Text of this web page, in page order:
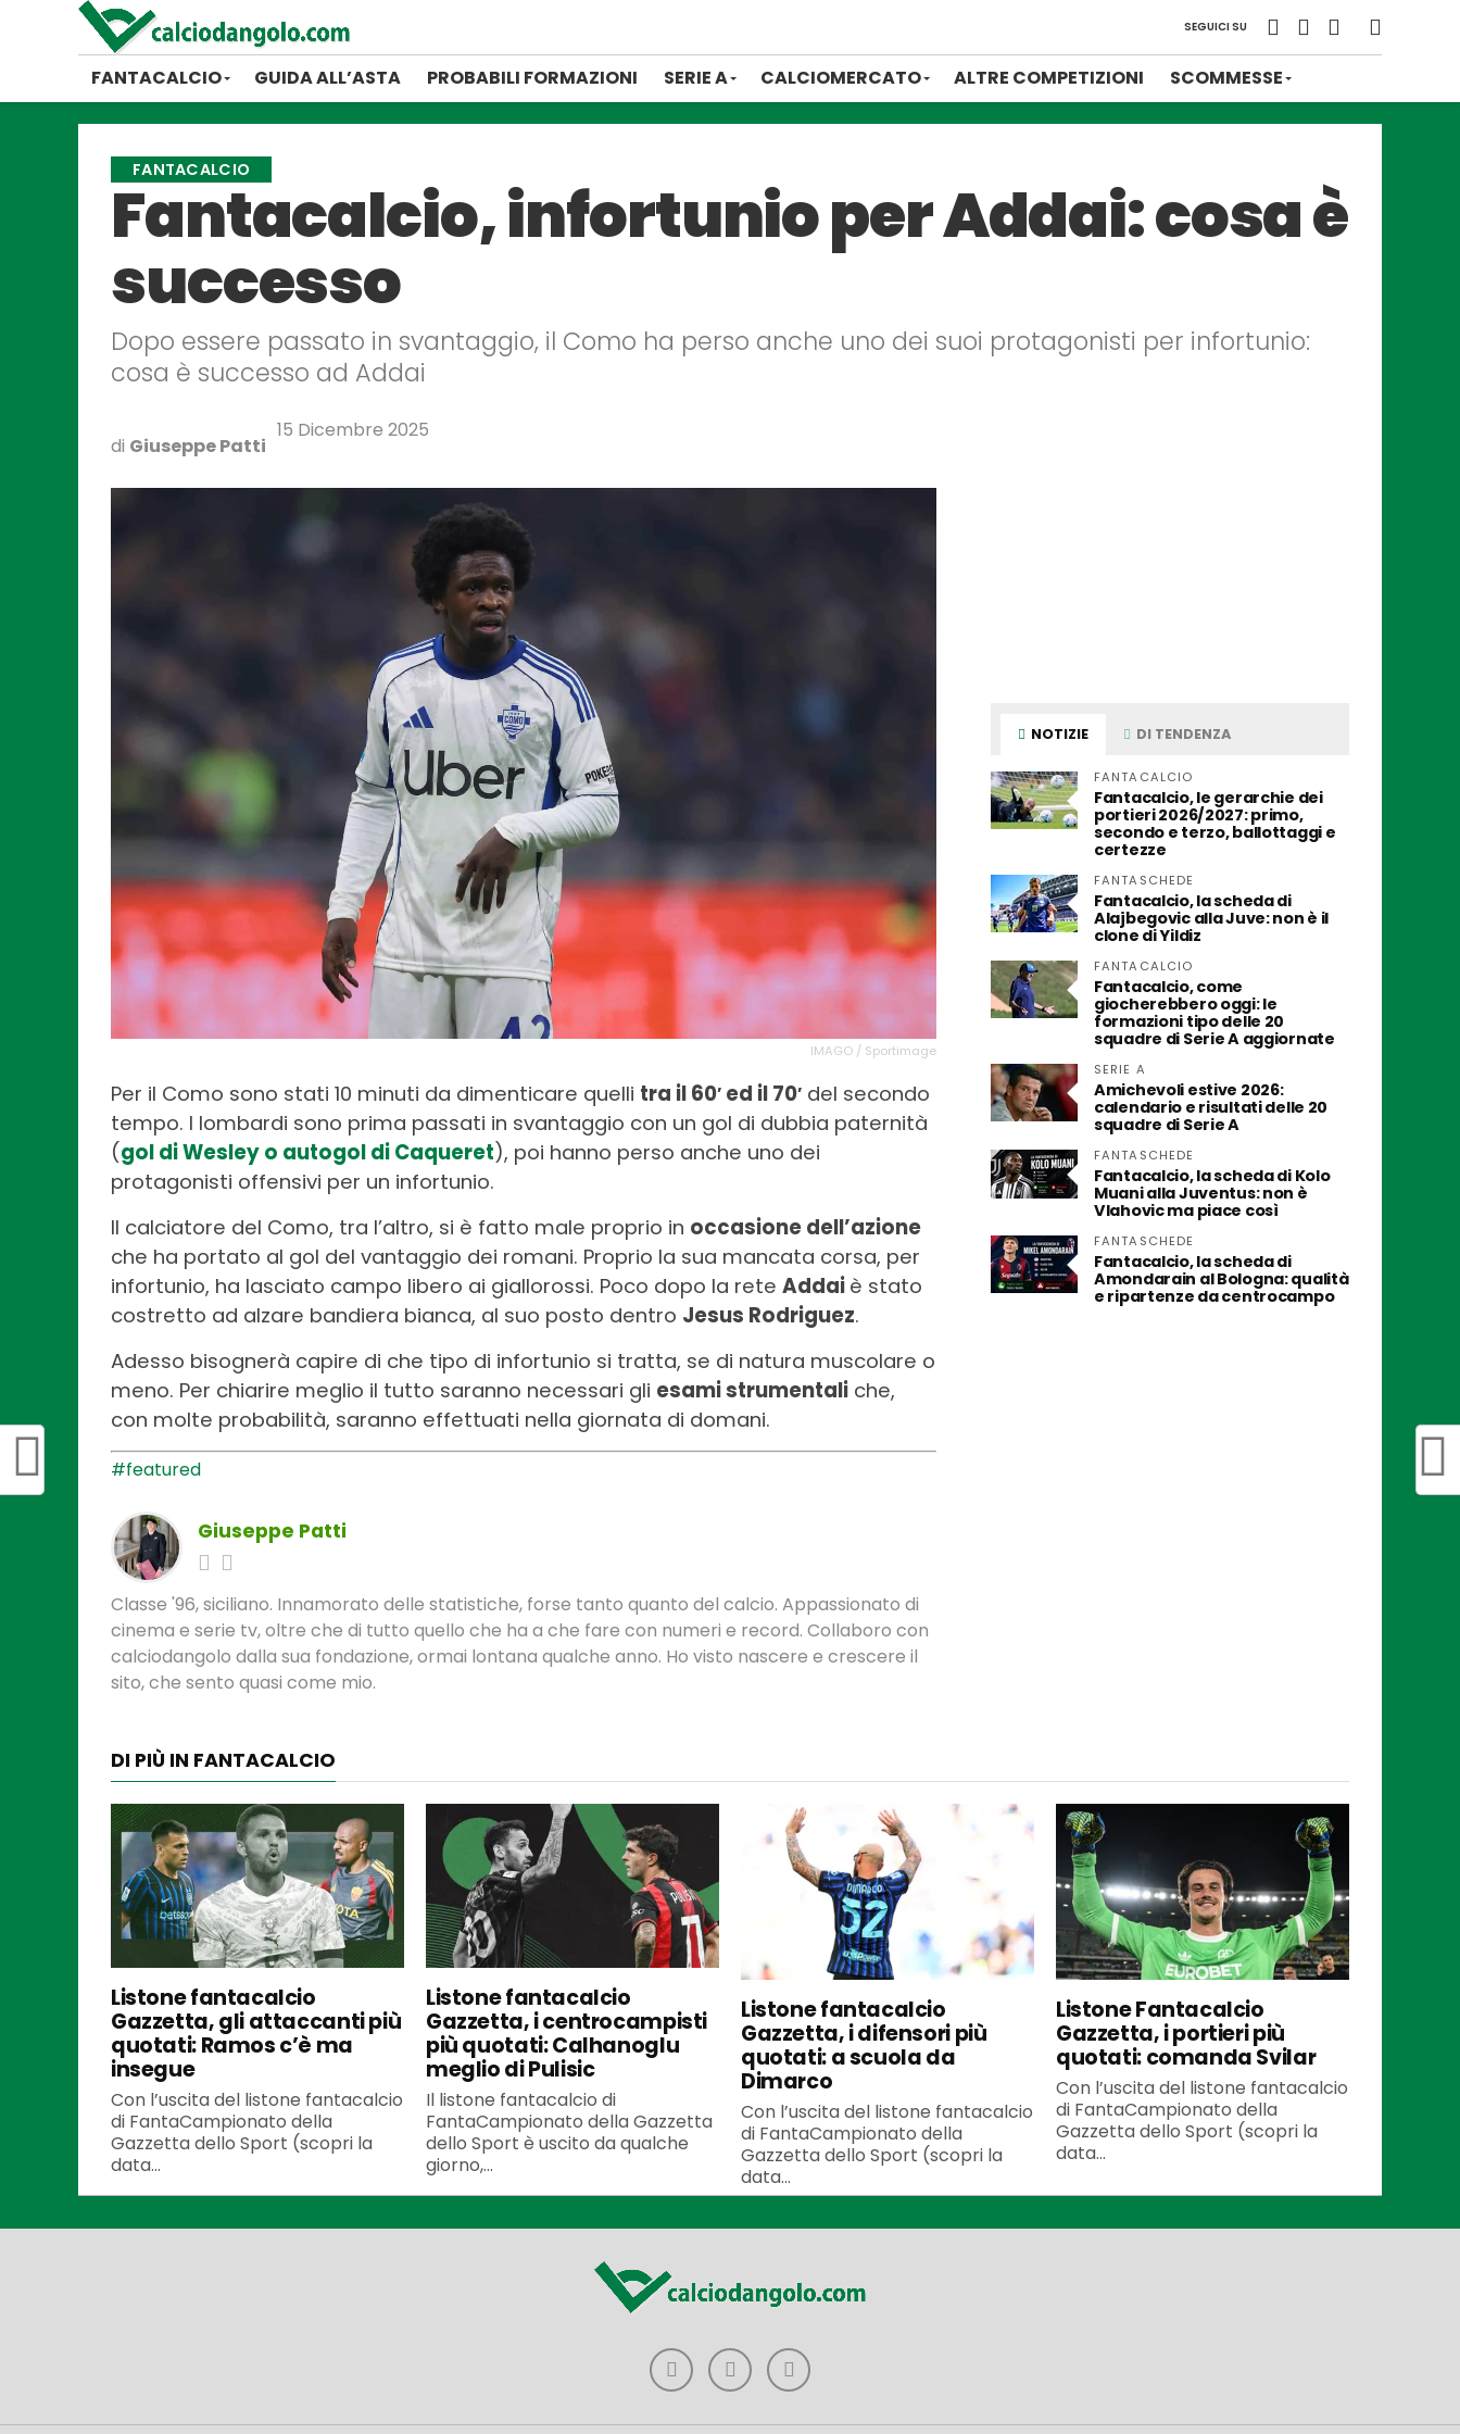
SEGUICI SU
FANTACALCIO GUIDA ALL’ASTA PROBABILI FORMAZIONI SERIE A CALCIOMERCATO ALTRE COMPETIZIONI SCOMMESSE
FANTACALCIO
Fantacalcio, infortunio per Addai: cosa è
successo
Dopo essere passato in svantaggio, il Como ha perso anche uno dei suoi protagonisti per infortunio:
cosa è successo ad Addai
di Giuseppe Patti
15 Dicembre 2025
IMAGO / Sportimage
Per il Como sono stati 10 minuti da dimenticare quelli tra il 60′ ed il 70′ del secondo
tempo. I lombardi sono prima passati in svantaggio con un gol di dubbia paternità
(gol di Wesley o autogol di Caqueret), poi hanno perso anche uno dei
protagonisti offensivi per un infortunio.
Il calciatore del Como, tra l’altro, si è fatto male proprio in occasione dell’azione
che ha portato al gol del vantaggio dei romani. Proprio la sua mancata corsa, per
infortunio, ha lasciato campo libero ai giallorossi. Poco dopo la rete Addai è stato
costretto ad alzare bandiera bianca, al suo posto dentro Jesus Rodriguez.
Adesso bisognerà capire di che tipo di infortunio si tratta, se di natura muscolare o
meno. Per chiarire meglio il tutto saranno necessari gli esami strumentali che,
con molte probabilità, saranno effettuati nella giornata di domani.
#featured
Giuseppe Patti
Classe '96, siciliano. Innamorato delle statistiche, forse tanto quanto del calcio. Appassionato di
cinema e serie tv, oltre che di tutto quello che ha a che fare con numeri e record. Collaboro con
calciodangolo dalla sua fondazione, ormai lontana qualche anno. Ho visto nascere e crescere il
sito, che sento quasi come mio.
NOTIZIE DI TENDENZA
FANTACALCIO
Fantacalcio, le gerarchie dei
portieri 2026/2027: primo,
secondo e terzo, ballottaggi e
certezze
FANTASCHEDE
Fantacalcio, la scheda di
Alajbegovic alla Juve: non è il
clone di Yildiz
FANTACALCIO
Fantacalcio, come
giocherebbero oggi: le
formazioni tipo delle 20
squadre di Serie A aggiornate
SERIE A
Amichevoli estive 2026:
calendario e risultati delle 20
squadre di Serie A
FANTASCHEDE
Fantacalcio, la scheda di Kolo
Muani alla Juventus: non è
Vlahovic ma piace così
FANTASCHEDE
Fantacalcio, la scheda di
Amondarain al Bologna: qualità
e ripartenze da centrocampo
DI PIÙ IN FANTACALCIO
Listone fantacalcio
Gazzetta, gli attaccanti più
quotati: Ramos c’è ma
insegue
Con l’uscita del listone fantacalcio
di FantaCampionato della
Gazzetta dello Sport (scopri la
data...
Listone fantacalcio
Gazzetta, i centrocampisti
più quotati: Calhanoglu
meglio di Pulisic
Il listone fantacalcio di
FantaCampionato della Gazzetta
dello Sport è uscito da qualche
giorno,...
Listone fantacalcio
Gazzetta, i difensori più
quotati: a scuola da
Dimarco
Con l’uscita del listone fantacalcio
di FantaCampionato della
Gazzetta dello Sport (scopri la
data...
Listone Fantacalcio
Gazzetta, i portieri più
quotati: comanda Svilar
Con l’uscita del listone fantacalcio
di FantaCampionato della
Gazzetta dello Sport (scopri la
data...